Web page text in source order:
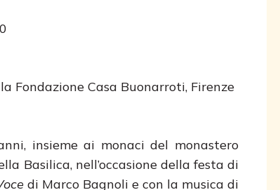
Fondazione Casa Buonarroti, Firenze
insieme ai monaci del monastero
Basilica, nell’occasione della festa di
di Marco Bagnoli e con la musica di